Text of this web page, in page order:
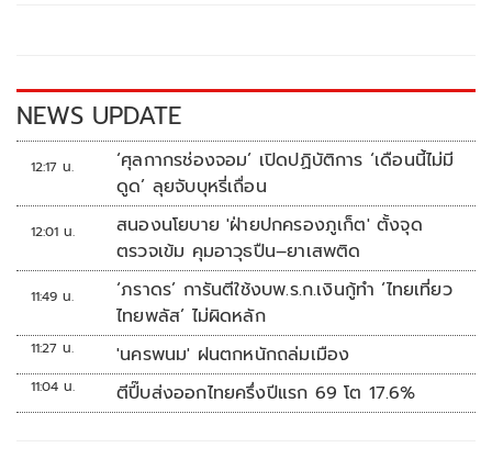
k k
NEWS UPDATE
12:17 น.
‘ศุลกากรช่องจอม’ เปิดปฏิบัติการ ‘เดือนนี้ไม่มี
ดูด’ ลุยจับบุหรี่เถื่อน
12:01 น.
สนองนโยบาย 'ฝ่ายปกครองภูเก็ต' ตั้งจุด
ตรวจเข้ม คุมอาวุธปืน–ยาเสพติด
11:49 น.
‘ภราดร’ การันตีใช้งบพ.ร.ก.เงินกู้ทำ ‘ไทยเที่ยว
ไทยพลัส’ ไม่ผิดหลัก
11:27 น. 'นครพนม' ฝนตกหนักถล่มเมือง
11:04 น. ตีปี๊บส่งออกไทยครึ่งปีแรก 69 โต 17.6%